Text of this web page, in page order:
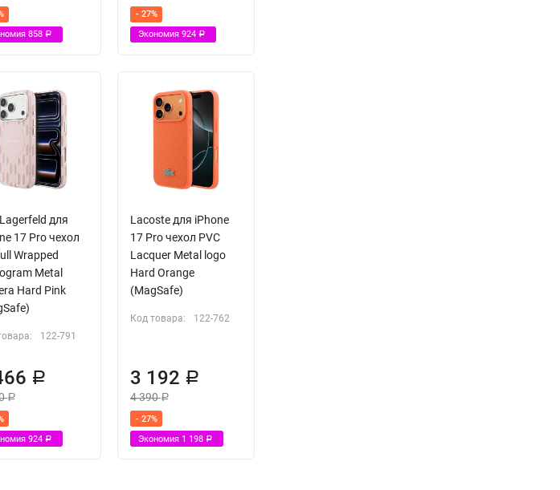
858Р
- 27%
Экономия924Р
для
17 Pro чехол
Wrapped
Metal
Hard Pink
122-791
Р
Р
924Р
Lacoste для iPhone
17 Pro чехол PVC
Lacquer Metal logo
Hard Orange
(MagSafe)
Код товара: 122-762
3 192 Р
4 390Р
- 27%
Экономия 1 198Р